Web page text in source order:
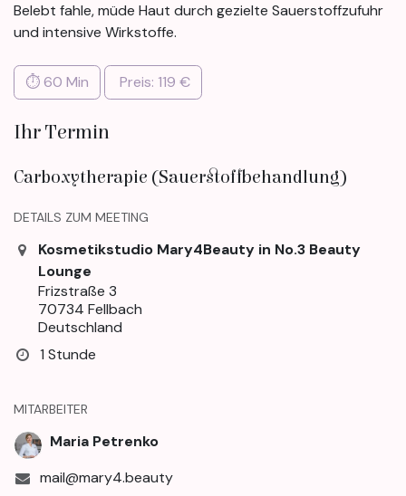
Belebt fahle, müde Haut durch gezielte Sauerstoffzufuhr
und intensive Wirkstoffe.
⏱ 60 Min Preis: 119 €
Ihr Termin
Carboxytherapie (Sauerstoffbehandlung)
DETAILS ZUM MEETING
Kosmetikstudio Mary4Beauty in No.3 Beauty
Lounge
Frizstraße 3
70734 Fellbach
Deutschland
1 Stunde
MITARBEITER
Maria Petrenko
mail@mary4.beauty